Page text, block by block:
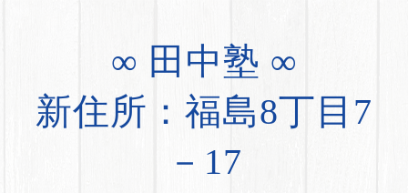
∞ 田中塾 ∞
新住所：福島8丁目7
－17